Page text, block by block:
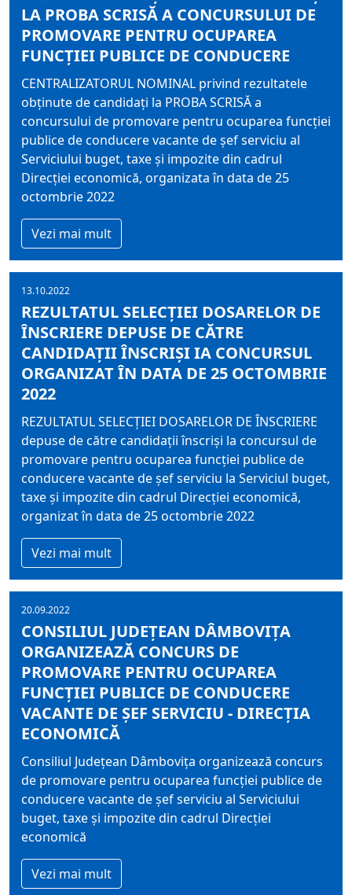
LA PROBA SCRISĂ A CONCURSULUI DE
PROMOVARE PENTRU OCUPAREA
FUNCŢIEI PUBLICE DE CONDUCERE
CENTRALIZATORUL NOMINAL privind rezultatele
obţinute de candidaţi la PROBA SCRISĂ a
concursului de promovare pentru ocuparea funcţiei
publice de conducere vacante de şef serviciu al
Serviciului buget, taxe şi impozite din cadrul
Direcţiei economică, organizata în data de 25
octombrie 2022
Vezi mai mult
13.10.2022
REZULTATUL SELECŢIEI DOSARELOR DE
ÎNSCRIERE DEPUSE DE CĂTRE
CANDIDAŢII ÎNSCRIŞI IA CONCURSUL
ORGANIZAT ÎN DATA DE 25 OCTOMBRIE
2022
REZULTATUL SELECŢIEI DOSARELOR DE ÎNSCRIERE
depuse de către candidaţii înscrişi la concursul de
promovare pentru ocuparea funcţiei publice de
conducere vacante de şef serviciu la Serviciul buget,
taxe şi impozite din cadrul Direcţiei economică,
organizat în data de 25 octombrie 2022
Vezi mai mult
20.09.2022
CONSILIUL JUDEŢEAN DÂMBOVIŢA
ORGANIZEAZĂ CONCURS DE
PROMOVARE PENTRU OCUPAREA
FUNCŢIEI PUBLICE DE CONDUCERE
VACANTE DE ŞEF SERVICIU - DIRECȚIA
ECONOMICĂ
Consiliul Judeţean Dâmboviţa organizează concurs
de promovare pentru ocuparea funcţiei publice de
conducere vacante de şef serviciu al Serviciului
buget, taxe şi impozite din cadrul Direcţiei
economică
Vezi mai mult